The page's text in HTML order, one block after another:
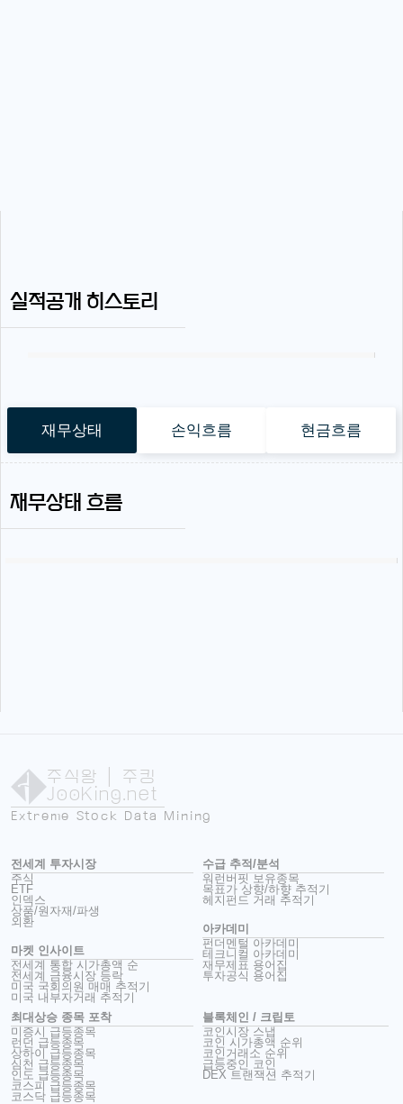
실적공개 히스토리
재무상태 손익흐름 현금흐름
재무상태 흐름
주식왕 | 주킹
JooKing.net
Extreme Stock Data Mining
전세계 투자시장
주식
ETF
인덱스
상품/원자재/파생
외환
마켓 인사이트
전세계 통합 시가총액 순
전세계 금융시장 등락
미국 국회의원 매매 추적기
미국 내부자거래 추적기
수급 추적/분석
워런버핏 보유종목
목표가 상향/하향 추적기
헤지펀드 거래 추적기
아카데미
펀더멘털 아카데미
테크니컬 아카데미
재무제표 용어집
투자공식 용어집
최대상승 종목 포착
미증시 급등종목
런던 급등종목
상하이 급등종목
심천 급등종목
인도 급등종목
코스피 급등종목
코스닥 급등종목
블록체인 / 크립토
코인시장 스냅
코인 시가총액 순위
코인거래소 순위
급등중인 코인
DEX 트랜잭션 추적기